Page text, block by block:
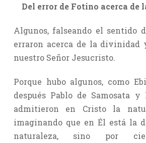
Del error de Fotino acerca de
Algunos, falseando el sentido
erraron acerca de la divinidad
nuestro Señor Jesucristo.
Porque hubo algunos, como
después Pablo de Samosata y
admitieron en Cristo la
imaginando que en Él está la
naturaleza, sino por